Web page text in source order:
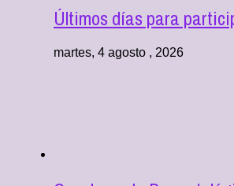
Últimos días para
martes, 4 agosto , 2026